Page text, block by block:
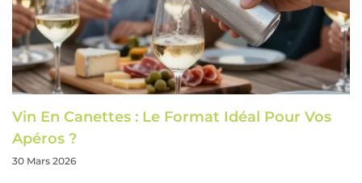
Vin En Canettes : Le Format Idéal Pour Vos
Apéros ?
30 Mars 2026